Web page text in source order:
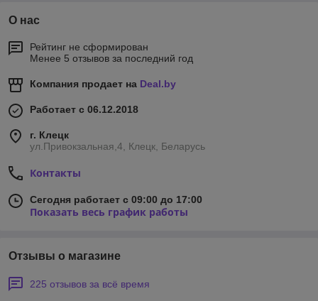
О нас
Рейтинг не сформирован
Менее 5 отзывов за последний год
Компания продает на Deal.by
Работает с 06.12.2018
г. Клецк
ул.Привокзальная,4, Клецк, Беларусь
Контакты
Сегодня работает с 09:00 до 17:00
Показать весь график работы
Отзывы о магазине
225 отзывов за всё время